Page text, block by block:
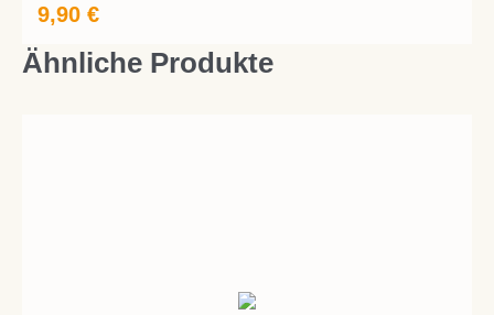
9,90 €
Ähnliche Produkte